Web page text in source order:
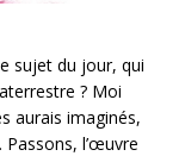
sujet du jour, qui
? Moi
aurais imaginés,
l’œuvre